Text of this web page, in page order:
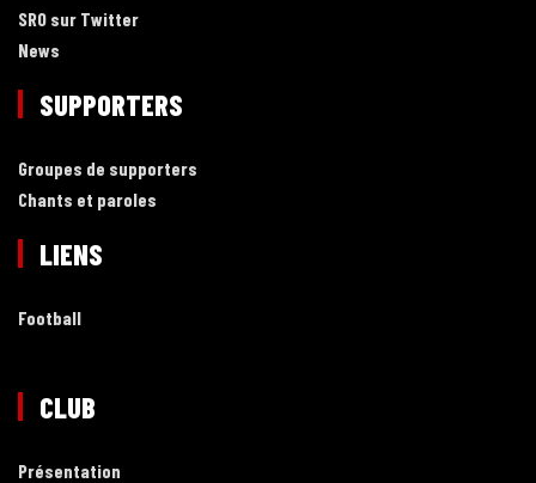
SRO sur Twitter
News
SUPPORTERS
Groupes de supporters
Chants et paroles
LIENS
Football
CLUB
Présentation